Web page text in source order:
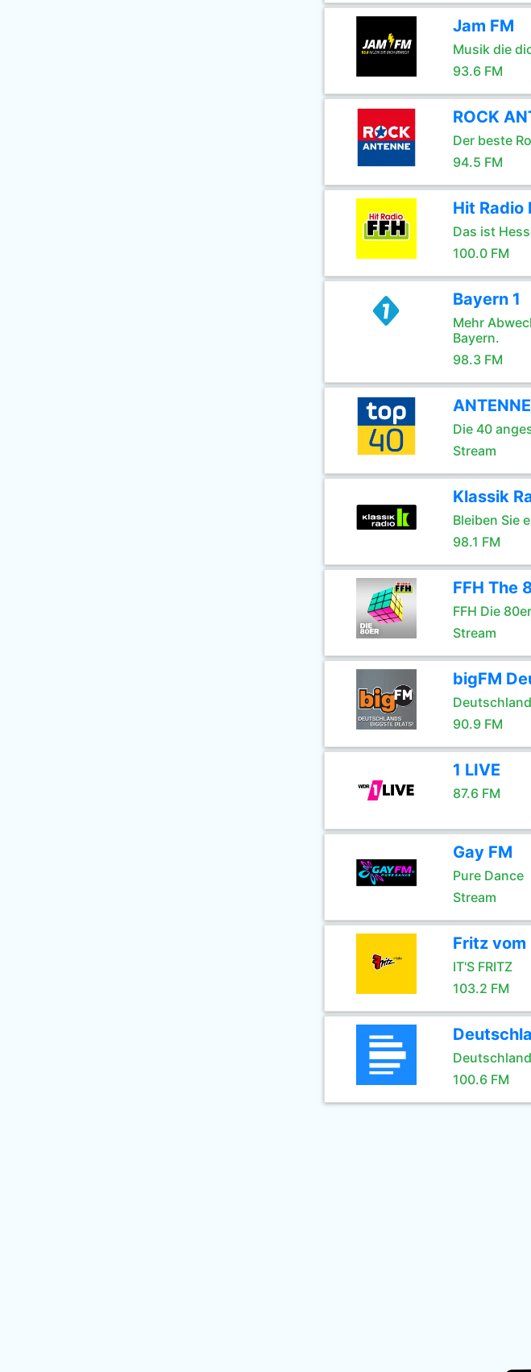
Jam FM
Musik die
93.6 FM
ROCK
Der beste
94.5 FM
Hit Radio
Das ist
100.0 FM
Bayern 1
Mehr
Bayern.
98.3 FM
Die 40
Stream
Klassik
Bleiben Sie
98.1 FM
FFH The
FFH Die
Stream
bigFM
90.9 FM
1 LIVE
87.6 FM
Gay FM
Pure Dance
Stream
Fritz vom
IT'S FRITZ
103.2 FM
100.6 FM